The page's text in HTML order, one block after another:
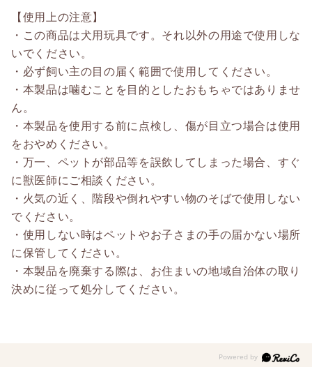
【使用上の注意】
・この商品は犬用玩具です。それ以外の用途で使用しな
いでください。
・必ず飼い主の目の届く範囲で使用してください。
・本製品は噛むことを目的としたおもちゃではありませ
ん。
・本製品を使用する前に点検し、傷が目立つ場合は使用
をおやめください。
・万一、ペットが部品等を誤飲してしまった場合、すぐ
に獣医師にご相談ください。
・火気の近く、階段や倒れやすい物のそばで使用しない
でください。
・使用しない時はペットやお子さまの手の届かない場所
に保管してください。
・本製品を廃棄する際は、お住まいの地域自治体の取り
決めに従って処分してください。